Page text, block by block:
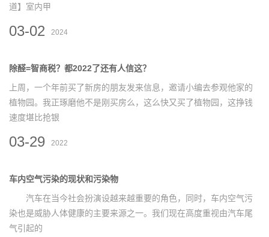
道】室内甲
03-02 2024
除醛=智商税？都2022了还有人信这？
上周，一个年前买了新房的朋友发来信息，邀请小编去参观他家的
植物园。我正琢磨他不是刚买房么，这么快又买了植物园，这挣钱
速度堪比抢银
03-29 2022
车内空气污染的现状和污染物
汽车在当今社会扮演设越来越重要的角色，同时，车内空气污
染也是威胁人体健康的主要来源之一。我们现在高度重视由汽车尾
气引起的